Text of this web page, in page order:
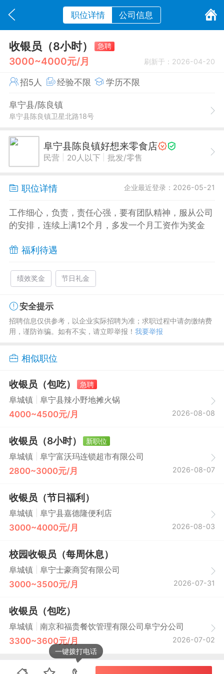
职位详情 公司信息
收银员（8小时） 急聘
3000~4000元/月 刷新于：2026-04-20
招5人 经验不限 学历不限
阜宁县/陈良镇
阜宁县陈良镇卫星北路18号
阜宁县陈良镇好想来零食店
民营 20人以下 批发/零售
职位详情 企业最近登录：2026-05-21
工作细心，负责，责任心强，要有团队精神，服从公司
的安排，连续上满12个月，多发一个月工资作为奖金
福利待遇
绩效奖金 节日礼金
安全提示
招聘信息仅供参考，以企业实际招聘为准；求职过程中请勿缴纳费
用，谨防诈骗。如有不实，请立即举报！ 我要举报
相似职位
收银员（包吃）
急聘
阜城镇
阜宁县辣小野地摊火锅
4000~4500元/月 2026-08-08
收银员（8小时）
新职位
阜城镇
阜宁富沃玛连锁超市有限公司
2800~3000元/月 2026-08-07
收银员（节日福利）
阜城镇 阜宁县嘉德隆便利店
3000~4000元/月 2026-08-03
校园收银员（每周休息）
阜城镇 阜宁士豪商贸有限公司
3000~3500元/月 2026-07-31
收银员（包吃）
阜城镇 南京和福贵餐饮管理有限公司阜宁分公司
3300~3600元/月
2026-07-02
一键拨打电话